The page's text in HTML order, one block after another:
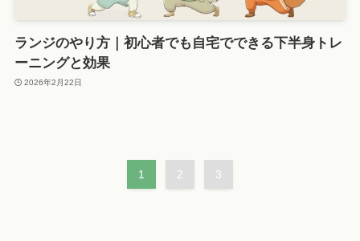
ランジのやり方｜初心者でも自宅でできる下半身トレ
ーニングと効果
2026年2月22日
1 2 3